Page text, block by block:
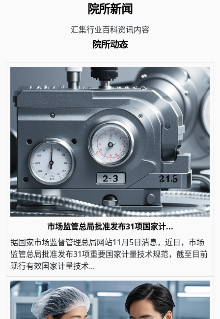
院所新闻
汇集行业百科资讯内容
院所动态
市场监管总局批准发布31项国家计...
据国家市场监督管理总局网站11月5日消息，近日，市场
监管总局批准发布31项重要国家计量技术规范，截至目前
现行有效国家计量技术...